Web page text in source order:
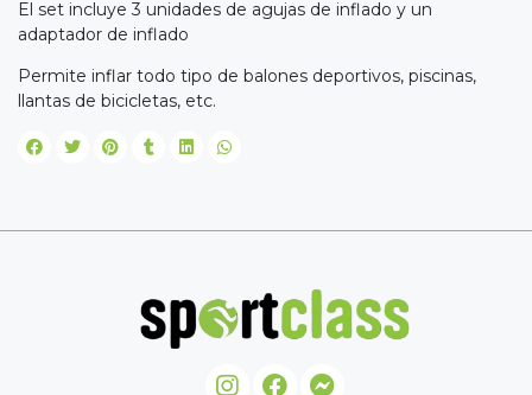
El set incluye 3 unidades de agujas de inflado y un
adaptador de inflado
Permite inflar todo tipo de balones deportivos, piscinas,
llantas de bicicletas, etc.